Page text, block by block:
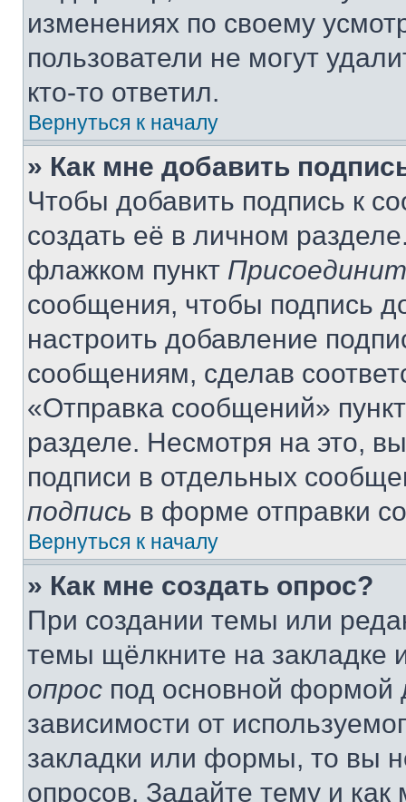
изменениях по своему
пользователи не могут
кто-то ответил.
Вернуться к началу
» Как мне добавить
Чтобы добавить подпись к
создать её в личном
флажком пункт
сообщения, чтобы подпись
настроить добавление
сообщениям, сделав
«Отправка сообщений»
разделе. Несмотря на это,
подписи в отдельных
подпись в форме отправки
Вернуться к началу
» Как мне создать опрос?
При создании темы или
темы щёлкните на
опрос под основной формой
зависимости от
закладки или формы, то вы
опросов. Задайте тему и